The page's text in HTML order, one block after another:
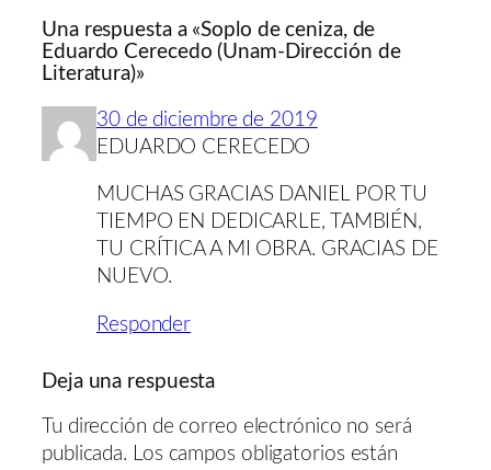
Una respuesta a «Soplo de ceniza, de
Eduardo Cerecedo (Unam-Dirección de
Literatura)»
30 de diciembre de 2019
EDUARDO CERECEDO
MUCHAS GRACIAS DANIEL POR TU
TIEMPO EN DEDICARLE, TAMBIÉN,
TU CRÍTICA A MI OBRA. GRACIAS DE
NUEVO.
Responder
Deja una respuesta
Tu dirección de correo electrónico no será
publicada. Los campos obligatorios están